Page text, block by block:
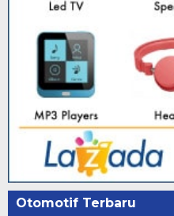
Otomotif Terbaru